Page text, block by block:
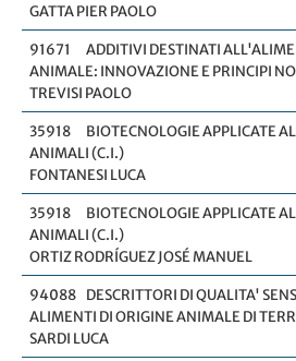
GATTA PIER PAOLO
91671
ADDITIVI DESTINATI
ANIMALE: INNOVAZIONE E PRINCIPI
TREVISI PAOLO
35918
BIOTECNOLOGIE APPLICATE
ANIMALI (C.I.)
FONTANESI LUCA
35918
BIOTECNOLOGIE APPLICATE
ANIMALI (C.I.)
ORTIZ RODRÍGUEZ JOSÉ MANUEL
94088 DESCRITTORI DI QUALITA'
ALIMENTI DI ORIGINE ANIMALE DI
SARDI LUCA